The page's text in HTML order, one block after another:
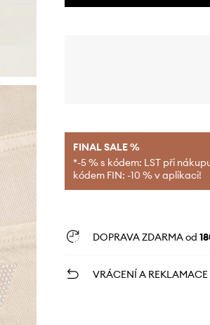
FINAL SALE %
*-5 % s kódem: LST při
kódem FIN: -10 % v aplikaci!
DOPRAVA ZDARMA od
VRÁCENÍ A REKLAMACE